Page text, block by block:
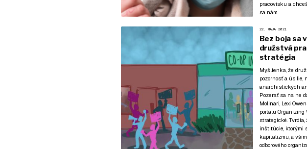
pracovisku a
sa nám.
22. MÁJA 2021
Bez boja sa
družstvá
stratégia
Myšlienka, že
pozornosť a úsilie,
anarchistických
Pozerať sa na ne
Molinari, Lexi
portálu
strategické.
inštitúcie, ktorými
kapitalizmu, a
odborového